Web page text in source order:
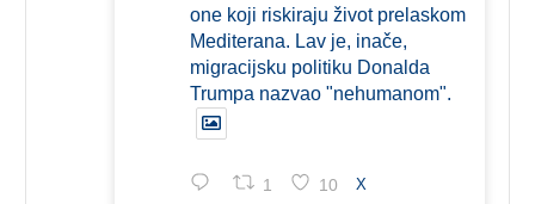
one koji riskiraju život prelaskom
Mediterana. Lav je, inače,
migracijsku politiku Donalda
Trumpa nazvao "nehumanom".
1 10 X